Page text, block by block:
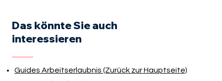
Das könnte Sie auch
interessieren
Guides Arbeitserlaubnis (Zurück zur Hauptseite)